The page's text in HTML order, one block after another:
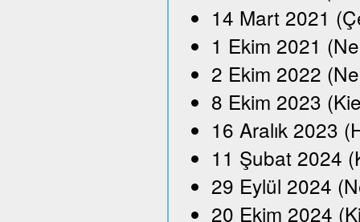
14 Mart 2021
1 Ekim 2021
2 Ekim 2022
8 Ekim 2023
16 Aralık 2023
11 Şubat 2024
29 Eylül 2024
20 Ekim 2024